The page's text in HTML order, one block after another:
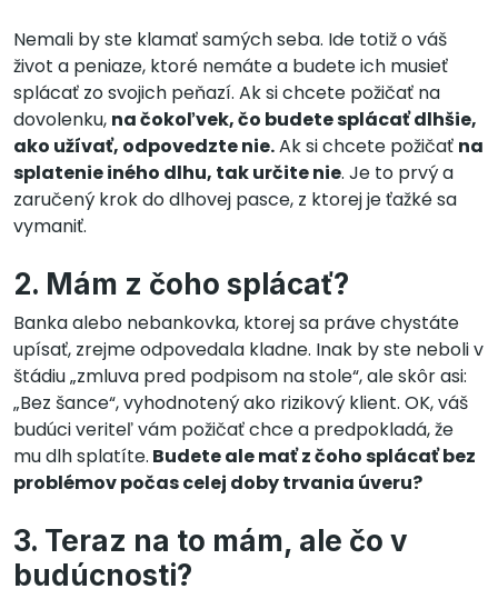
Nemali by ste klamať samých seba. Ide totiž o váš
život a peniaze, ktoré nemáte a budete ich musieť
splácať zo svojich peňazí. Ak si chcete požičať na
dovolenku, na čokoľvek, čo budete splácať dlhšie,
ako užívať, odpovedzte nie.Ak si chcete požičať na
splatenie iného dlhu, tak určite nie. Je to prvý a
zaručený krok do dlhovej pasce, z ktorej je ťažké sa
vymaniť.
2. Mám z čoho splácať?
Banka alebo nebankovka, ktorej sa práve chystáte
upísať, zrejme odpovedala kladne. Inak by ste neboli v
štádiu „zmluva pred podpisom na stole“, ale skôr asi:
„Bez šance“, vyhodnotený ako rizikový klient. OK, váš
budúci veriteľ vám požičať chce a predpokladá, že
mu dlh splatíte. Budete ale mať z čoho splácať bez
problémov počas celej doby trvania úveru?
3. Teraz na to mám, ale čo v
budúcnosti?